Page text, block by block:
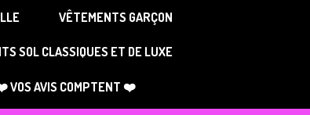
VÊTEMENTS GARÇON
SOL CLASSIQUES ET DE LUXE
VOS AVIS COMPTENT ❤️